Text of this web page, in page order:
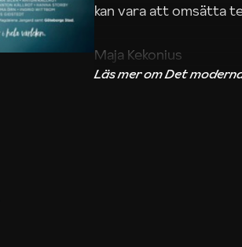
kan vara att omsätta
Maja Kekonius